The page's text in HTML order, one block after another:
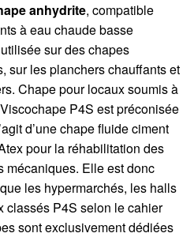
anhydrite, compatible
à eau chaude basse
sur des chapes
sur les planchers chauffants et
Chape pour locaux soumis à
P4S est préconisée
d’une chape fluide ciment
pour la réhabilitation des
mécaniques. Elle est donc
les hypermarchés, les halls
classés P4S selon le cahier
sont exclusivement dédiées